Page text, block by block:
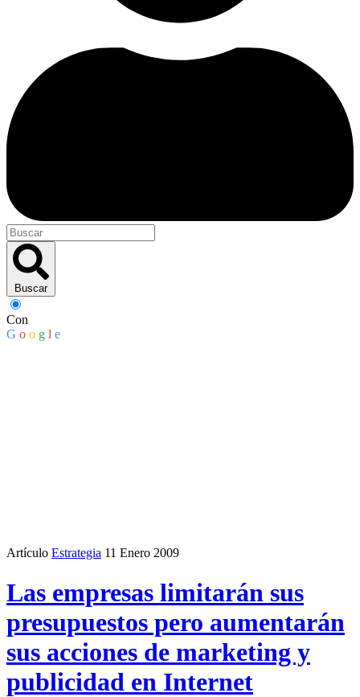
Buscar
Con
G o o g l e
Artículo Estrategia 11 Enero 2009
Las empresas limitarán sus
presupuestos pero aumentarán
sus acciones de marketing y
publicidad en Internet